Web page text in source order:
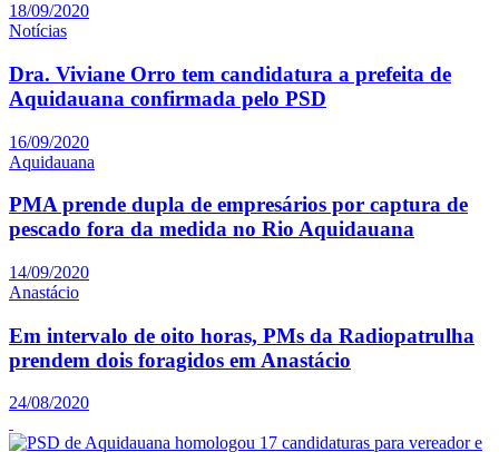
18/09/2020
Notícias
Dra. Viviane Orro tem candidatura a prefeita de
Aquidauana confirmada pelo PSD
16/09/2020
Aquidauana
PMA prende dupla de empresários por captura de
pescado fora da medida no Rio Aquidauana
14/09/2020
Anastácio
Em intervalo de oito horas, PMs da Radiopatrulha
prendem dois foragidos em Anastácio
24/08/2020